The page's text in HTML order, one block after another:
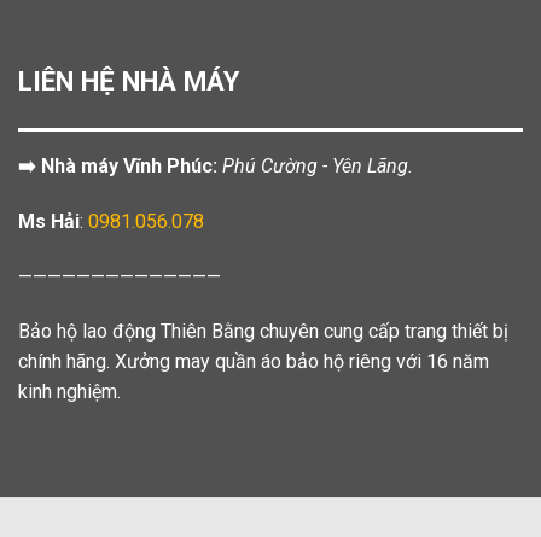
LIÊN HỆ NHÀ MÁY
➡️ Nhà máy Vĩnh Phúc: Phú Cường - Yên Lãng.
Ms Hải: 0981.056.078
——————————————
Bảo hộ lao động Thiên Bằng chuyên cung cấp trang thiết bị
chính hãng. Xưởng may quần áo bảo hộ riêng với 16 năm
kinh nghiệm.